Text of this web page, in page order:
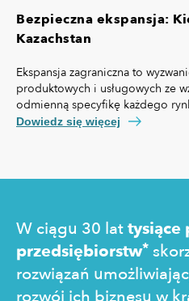
Bezpieczna ekspansja:
Kazachstan
Ekspansja zagraniczna to
produktowych i usługowych ze
odmienną specyfikę każdego
nie tylko przepisów prawa czy
Dowiedz się więcej
W ciągu 30 lattysiące
przedsiębiorstw*
rozwiązań